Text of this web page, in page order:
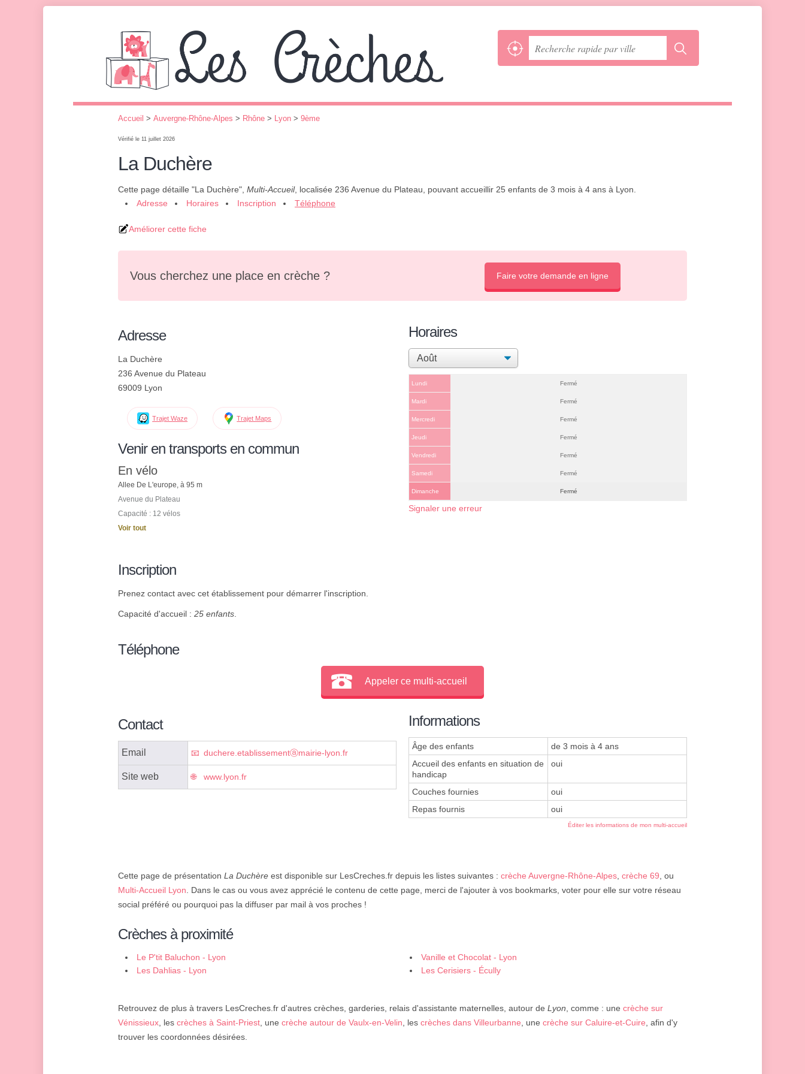
Accueil > Auvergne-Rhône-Alpes > Rhône > Lyon > 9ème
Vérifié le 11 juillet 2026
La Duchère
Cette page détaille "La Duchère", Multi-Accueil, localisée 236 Avenue du Plateau, pouvant accueillir 25 enfants de 3 mois à 4 ans à Lyon.
Adresse
Horaires Inscription Téléphone
Améliorer cette fiche
Vous cherchez une place en crèche ? Faire votre demande en ligne
Adresse
La Duchère
236 Avenue du Plateau
69009 Lyon
Trajet Waze Trajet Maps
Venir en transports en commun
En vélo
Allee De L'europe, à 95 m
Avenue du Plateau
Capacité : 12 vélos
Voir tout
Horaires
Lundi Fermé
Mardi Fermé
Mercredi Fermé
Jeudi Fermé
Vendredi Fermé
Samedi Fermé
Dimanche Fermé
Signaler une erreur
Inscription
Prenez contact avec cet établissement pour démarrer l'inscription.
Capacité d'accueil : 25 enfants.
Téléphone
Appeler ce multi-accueil
Contact
Email duchere.etablissementⓐmairie-lyon.fr
Site web www.lyon.fr
Informations
Âge des enfants
de 3 mois à 4 ans
Accueil des enfants en situation de
handicap
oui
Couches fournies
oui
Repas fournis
oui
Éditer les informations de mon multi-accueil
Cette page de présentation La Duchère est disponible sur LesCreches.fr depuis les listes suivantes : crèche Auvergne-Rhône-Alpes, crèche 69, ou
Multi-Accueil Lyon. Dans le cas ou vous avez apprécié le contenu de cette page, merci de l'ajouter à vos bookmarks, voter pour elle sur votre réseau
social préféré ou pourquoi pas la diffuser par mail à vos proches !
Crèches à proximité
Le P'tit Baluchon - Lyon
Vanille et Chocolat - Lyon
Les Dahlias - Lyon
Les Cerisiers - Écully
Retrouvez de plus à travers LesCreches.fr d'autres crèches, garderies, relais d'assistante maternelles, autour de Lyon, comme : une crèche sur
Vénissieux, les crèches à Saint-Priest, une crèche autour de Vaulx-en-Velin, les crèches dans Villeurbanne, une crèche sur Caluire-et-Cuire, afin d'y
trouver les coordonnées désirées.